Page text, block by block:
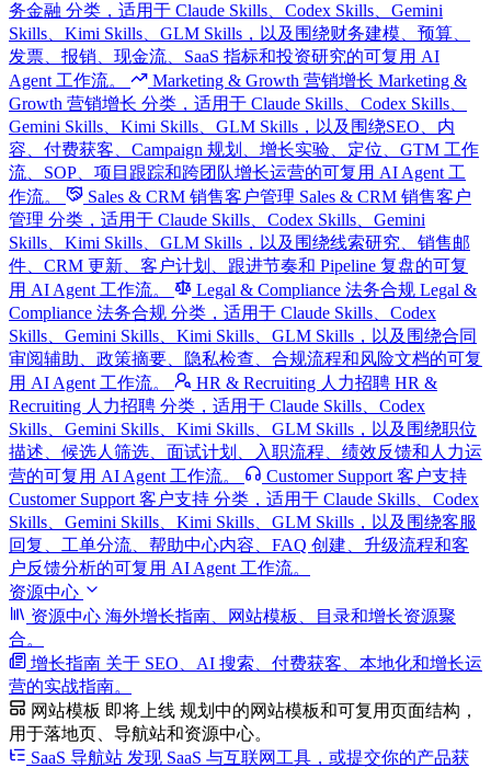
务金融 分类，适用于 Claude Skills、Codex Skills、Gemini
Skills、Kimi Skills、GLM Skills，以及围绕财务建模、预算、
发票、报销、现金流、SaaS 指标和投资研究的可复用 AI
Agent 工作流。
Marketing & Growth 营销增长 Marketing &
Growth 营销增长 分类，适用于 Claude Skills、Codex Skills、
Gemini Skills、Kimi Skills、GLM Skills，以及围绕SEO、内
容、付费获客、Campaign 规划、增长实验、定位、GTM 工作
流、SOP、项目跟踪和跨团队增长运营的可复用 AI Agent 工
作流。
Sales & CRM 销售客户管理 Sales & CRM 销售客户
管理 分类，适用于 Claude Skills、Codex Skills、Gemini
Skills、Kimi Skills、GLM Skills，以及围绕线索研究、销售邮
件、CRM 更新、客户计划、跟进节奏和 Pipeline 复盘的可复
用 AI Agent 工作流。
Legal & Compliance 法务合规 Legal &
Compliance 法务合规 分类，适用于 Claude Skills、Codex
Skills、Gemini Skills、Kimi Skills、GLM Skills，以及围绕合同
审阅辅助、政策摘要、隐私检查、合规流程和风险文档的可复
用 AI Agent 工作流。
HR & Recruiting 人力招聘 HR &
Recruiting 人力招聘 分类，适用于 Claude Skills、Codex
Skills、Gemini Skills、Kimi Skills、GLM Skills，以及围绕职位
描述、候选人筛选、面试计划、入职流程、绩效反馈和人力运
营的可复用 AI Agent 工作流。
Customer Support 客户支持
Customer Support 客户支持 分类，适用于 Claude Skills、Codex
Skills、Gemini Skills、Kimi Skills、GLM Skills，以及围绕客服
回复、工单分流、帮助中心内容、FAQ 创建、升级流程和客
户反馈分析的可复用 AI Agent 工作流。
资源中心
资源中心 海外增长指南、网站模板、目录和增长资源聚
合。
增长指南 关于 SEO、AI 搜索、付费获客、本地化和增长运
营的实战指南。
网站模板 即将上线 规划中的网站模板和可复用页面结构，
用于落地页、导航站和资源中心。
SaaS 导航站 发现 SaaS 与互联网工具，或提交你的产品获